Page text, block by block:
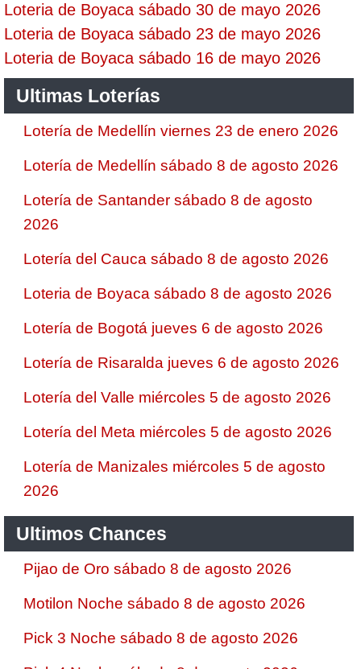
Loteria de Boyaca sábado 30 de mayo 2026
Loteria de Boyaca sábado 23 de mayo 2026
Loteria de Boyaca sábado 16 de mayo 2026
Ultimas Loterías
Lotería de Medellín viernes 23 de enero 2026
Lotería de Medellín sábado 8 de agosto 2026
Lotería de Santander sábado 8 de agosto
2026
Lotería del Cauca sábado 8 de agosto 2026
Loteria de Boyaca sábado 8 de agosto 2026
Lotería de Bogotá jueves 6 de agosto 2026
Lotería de Risaralda jueves 6 de agosto 2026
Lotería del Valle miércoles 5 de agosto 2026
Lotería del Meta miércoles 5 de agosto 2026
Lotería de Manizales miércoles 5 de agosto
2026
Ultimos Chances
Pijao de Oro sábado 8 de agosto 2026
Motilon Noche sábado 8 de agosto 2026
Pick 3 Noche sábado 8 de agosto 2026